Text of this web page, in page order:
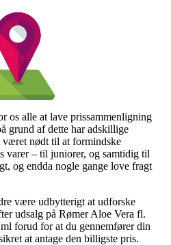
os alle at lave prissammenligning
grund af dette har adskillige
været nødt til at formindske
varer – til juniorer, og samtidig til
og endda nogle gange love fragt
være udbytterigt at udforske
udsalg på Rømer Aloe Vera fl.
forud for at du gennemfører din
at antage den billigste pris.